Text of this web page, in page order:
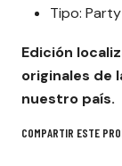
Tipo:
Edición
originales de
nuestro país.
COMPARTIR ESTE